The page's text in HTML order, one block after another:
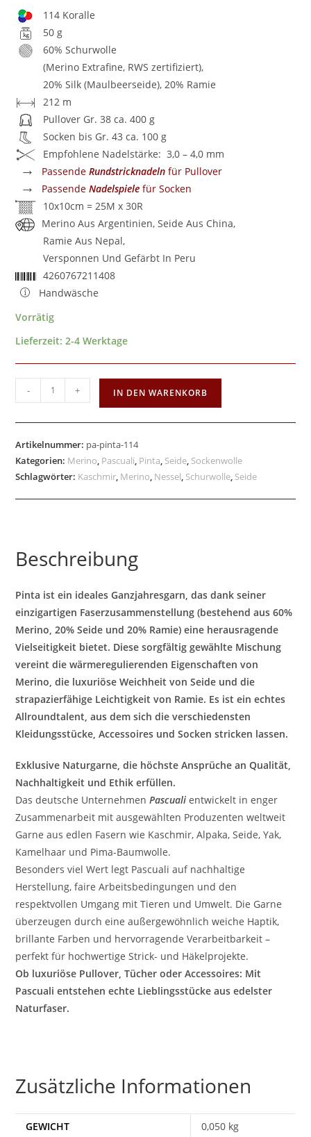
114 Koralle
50 g
60% Schurwolle
(Merino Extrafine, RWS zertifiziert),
20% Silk (Maulbeerseide), 20% Ramie
212 m
Pullover Gr. 38 ca. 400 g
Socken bis Gr. 43 ca. 100 g
Empfohlene Nadelstärke: 3,0 – 4,0 mm
→ PassendeRundstricknadeln für Pullover
→ PassendeNadelspiele für Socken
10x10cm = 25M x 30R
Merino Aus Argentinien, Seide Aus China,
Ramie Aus Nepal,
Versponnen Und Gefärbt In Peru
4260767211408
Handwäsche
Vorrätig
Lieferzeit:2-4 Werktage
- + IN DEN WARENKORB
Artikelnummer: pa-pinta-114
Kategorien: Merino, Pascuali, Pinta, Seide, Sockenwolle
Schlagwörter: Kaschmir, Merino, Nessel, Schurwolle, Seide
Beschreibung
Pinta ist ein ideales Ganzjahresgarn, das dank seiner
einzigartigen Faserzusammenstellung (bestehend aus 60%
Merino, 20% Seide und 20% Ramie) eine herausragende
Vielseitigkeit bietet. Diese sorgfältig gewählte Mischung
vereint die wärmeregulierenden Eigenschaften von
Merino, die luxuriöse Weichheit von Seide und die
strapazierfähige Leichtigkeit von Ramie. Es ist ein echtes
Allroundtalent, aus dem sich die verschiedensten
Kleidungsstücke, Accessoires und Socken stricken lassen.
Exklusive Naturgarne, die höchste Ansprüche an Qualität,
Nachhaltigkeit und Ethik erfüllen.
Das deutsche UnternehmenPascuali entwickelt in enger
Zusammenarbeit mit ausgewählten Produzenten weltweit
Garne aus edlen Fasern wie Kaschmir, Alpaka, Seide, Yak,
Kamelhaar und Pima-Baumwolle.
Besonders viel Wert legt Pascuali auf nachhaltige
Herstellung, faire Arbeitsbedingungen und den
respektvollen Umgang mit Tieren und Umwelt. Die Garne
überzeugen durch eine außergewöhnlich weiche Haptik,
brillante Farben und hervorragende Verarbeitbarkeit –
perfekt für hochwertige Strick- und Häkelprojekte.
Ob luxuriöse Pullover, Tücher oder Accessoires: Mit
Pascuali entstehen echte Lieblingsstücke aus edelster
Naturfaser.
Zusätzliche Informationen
GEWICHT 0,050 kg